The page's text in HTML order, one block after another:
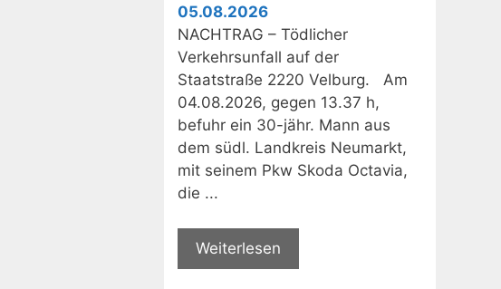
05.08.2026
NACHTRAG – Tödlicher
Verkehrsunfall auf der
Staatstraße 2220 Velburg. Am
04.08.2026, gegen 13.37 h,
befuhr ein 30-jähr. Mann aus
dem südl. Landkreis Neumarkt,
mit seinem Pkw Skoda Octavia,
die ...
Weiterlesen